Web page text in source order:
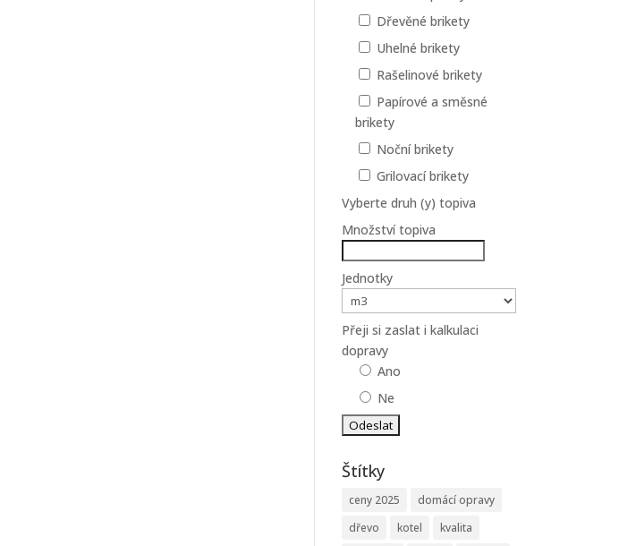
Dřevěné brikety
Uhelné brikety
Rašelinové brikety
Papírové a směsné
brikety
Noční brikety
Grilovací brikety
Vyberte druh (y) topiva
Množství topiva
Jednotky
Přeji si zaslat i kalkulaci
dopravy
Ano
Ne
Štítky
ceny 2025
domácí opravy
dřevo
kotel
kvalita